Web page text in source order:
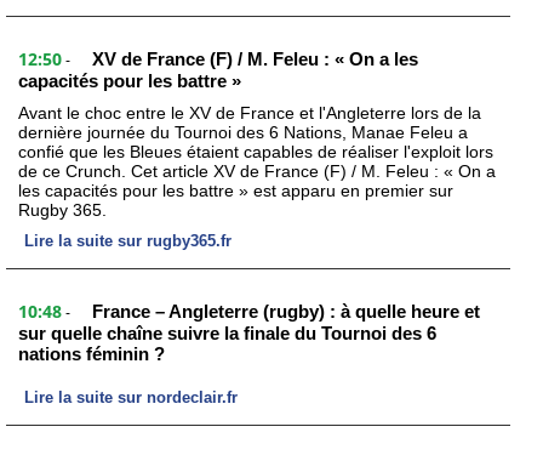
12:50 -
XV de France (F) / M. Feleu : « On a les
capacités pour les battre »
Avant le choc entre le XV de France et l'Angleterre lors de la
dernière journée du Tournoi des 6 Nations, Manae Feleu a
confié que les Bleues étaient capables de réaliser l'exploit lors
de ce Crunch. Cet article XV de France (F) / M. Feleu : « On a
les capacités pour les battre » est apparu en premier sur
Rugby 365.
Lire la suite sur rugby365.fr
10:48 -
France – Angleterre (rugby) : à quelle heure et
sur quelle chaîne suivre la finale du Tournoi des 6
nations féminin ?
Lire la suite sur nordeclair.fr